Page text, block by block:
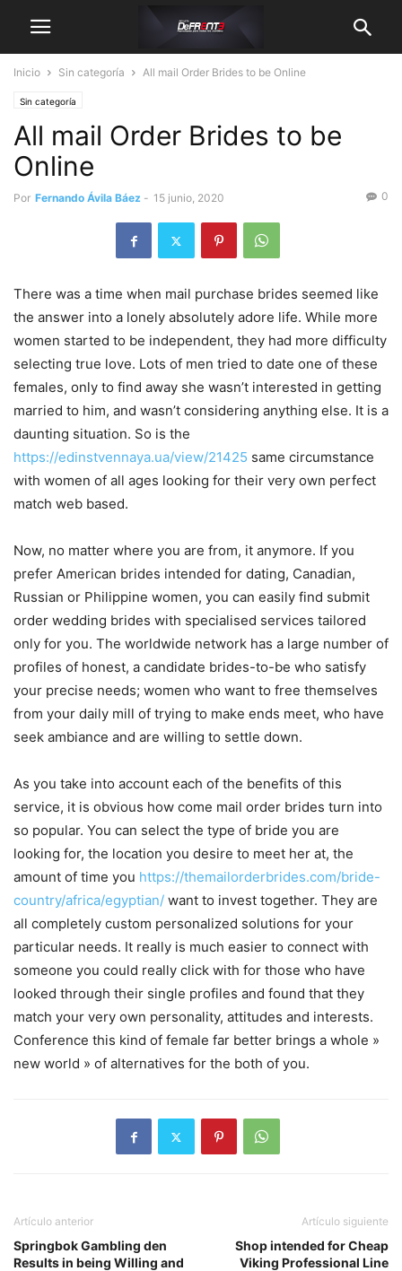
Inicio Sin categoría All mail Order Brides to be Online
Sin categoría
All mail Order Brides to be
Online
Por Fernando Ávila Báez - 15 junio, 2020 0
There was a time when mail purchase brides seemed like
the answer into a lonely absolutely adore life. While more
women started to be independent, they had more difficulty
selecting true love. Lots of men tried to date one of these
females, only to find away she wasn’t interested in getting
married to him, and wasn’t considering anything else. It is a
daunting situation. So is the
https://edinstvennaya.ua/view/21425 same circumstance
with women of all ages looking for their very own perfect
match web based.
Now, no matter where you are from, it anymore. If you
prefer American brides intended for dating, Canadian,
Russian or Philippine women, you can easily find submit
order wedding brides with specialised services tailored
only for you. The worldwide network has a large number of
profiles of honest, a candidate brides-to-be who satisfy
your precise needs; women who want to free themselves
from your daily mill of trying to make ends meet, who have
seek ambiance and are willing to settle down.
As you take into account each of the benefits of this
service, it is obvious how come mail order brides turn into
so popular. You can select the type of bride you are
looking for, the location you desire to meet her at, the
amount of time you https://themailorderbrides.com/bride-
country/africa/egyptian/ want to invest together. They are
all completely custom personalized solutions for your
particular needs. It really is much easier to connect with
someone you could really click with for those who have
looked through their single profiles and found that they
match your very own personality, attitudes and interests.
Conference this kind of female far better brings a whole »
new world » of alternatives for the both of you.
Artículo anterior
Springbok Gambling den
Results in being Willing and
Artículo siguiente
Shop intended for Cheap
Viking Professional Line